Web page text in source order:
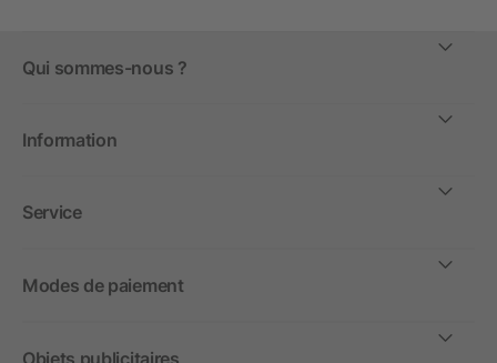
Qui sommes-nous ?
Information
Service
Modes de paiement